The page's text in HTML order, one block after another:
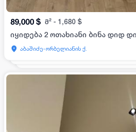
89,000 $ მ² - 1,680 $
იყიდება 2 ოთახიანი ბინა დიდ
აბაშიძე-ორბელიანის ქ.